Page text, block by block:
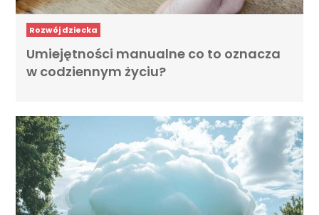
Rozwój dziecka
Umiejętności manualne co to oznacza
w codziennym życiu?